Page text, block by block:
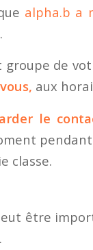
alpha.b a
groupe de
aux
le
classe.
être
.